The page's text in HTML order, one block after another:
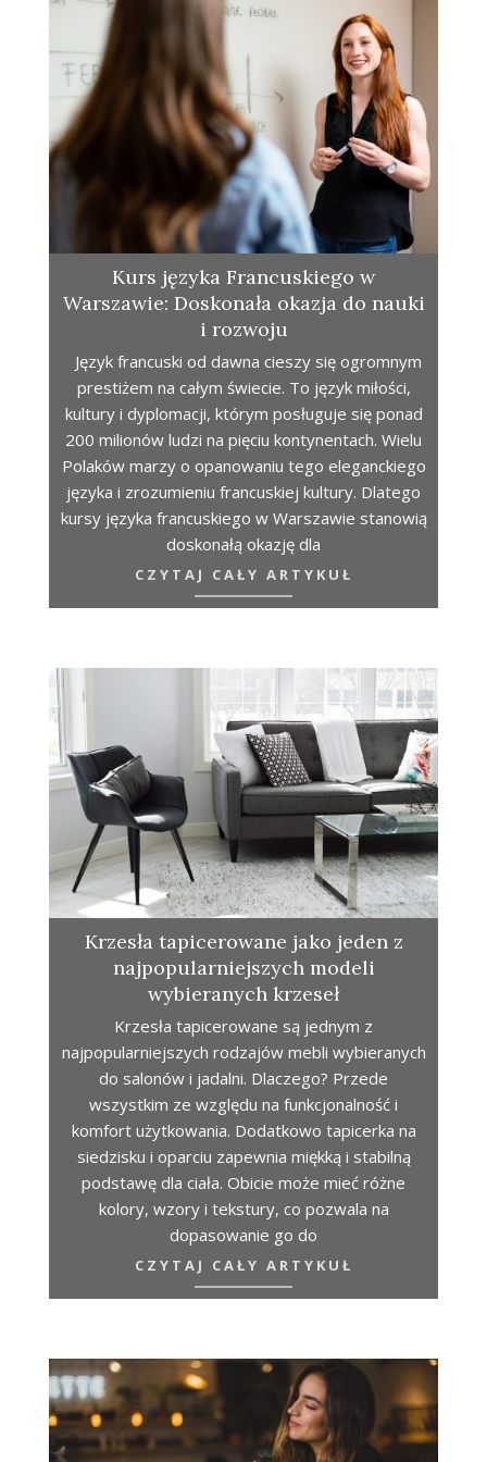
Kurs języka Francuskiego w
Warszawie: Doskonała okazja do nauki
i rozwoju
Język francuski od dawna cieszy się ogromnym
prestiżem na całym świecie. To język miłości,
kultury i dyplomacji, którym posługuje się ponad
200 milionów ludzi na pięciu kontynentach. Wielu
Polaków marzy o opanowaniu tego eleganckiego
języka i zrozumieniu francuskiej kultury. Dlatego
kursy języka francuskiego w Warszawie stanowią
doskonałą okazję dla
CZYTAJ CAŁY ARTYKUŁ
Krzesła tapicerowane jako jeden z
najpopularniejszych modeli
wybieranych krzeseł
Krzesła tapicerowane są jednym z
najpopularniejszych rodzajów mebli wybieranych
do salonów i jadalni. Dlaczego? Przede
wszystkim ze względu na funkcjonalność i
komfort użytkowania. Dodatkowo tapicerka na
siedzisku i oparciu zapewnia miękką i stabilną
podstawę dla ciała. Obicie może mieć różne
kolory, wzory i tekstury, co pozwala na
dopasowanie go do
CZYTAJ CAŁY ARTYKUŁ